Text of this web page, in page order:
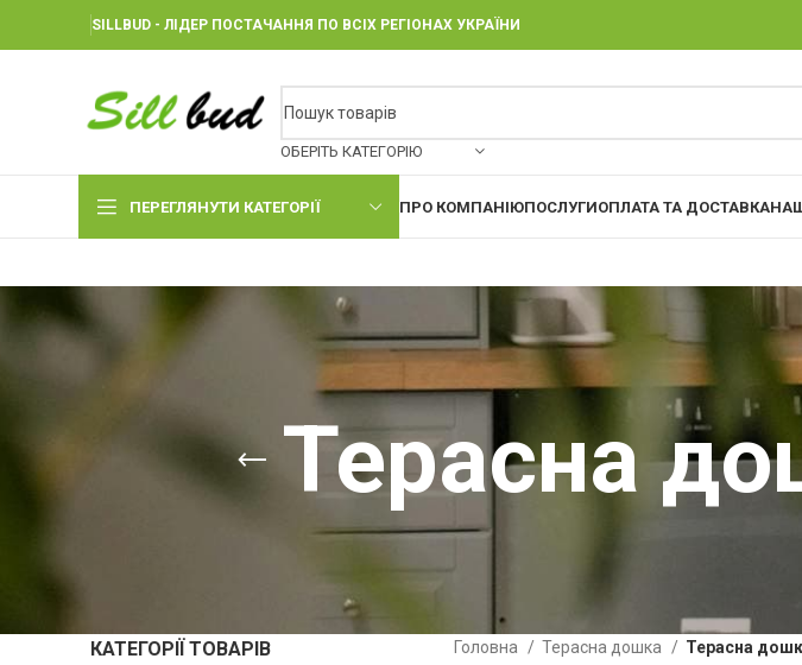
SILLBUD - ЛІДЕР ПОСТАЧАННЯ ПО ВСІХ РЕГІОНАХ УКРАЇНИ
ОБЕРІТЬ КАТЕГОРІЮ
ПЕРЕГЛЯНУТИ КАТЕГОРІЇ ПРО КОМПАНІЮПОСЛУГИОПЛАТА ТА ДОСТАВКА
Терасна
КАТЕГОРІЇ ТОВАРІВ Головна Терасна дошка Терасна